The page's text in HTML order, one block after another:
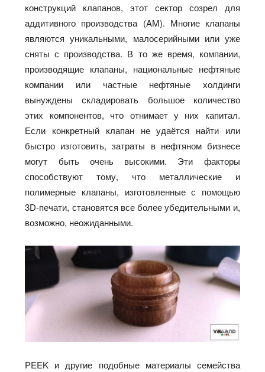
конструкций клапанов, этот сектор созрел для
аддитивного производства (AM). Многие клапаны
являются уникальными, малосерийными или уже
сняты с производства. В то же время, компании,
производящие клапаны, национальные нефтяные
компании или частные нефтяные холдинги
вынуждены складировать большое количество
этих компонентов, что отнимает у них капитал.
Если конкретный клапан не удаётся найти или
быстро изготовить, затраты в нефтяном бизнесе
могут быть очень высокими. Эти факторы
способствуют тому, что металлические и
полимерные клапаны, изготовленные с помощью
3D-печати, становятся все более убедительными и,
возможно, неожиданными.
PEEK и другие подобные материалы семейства